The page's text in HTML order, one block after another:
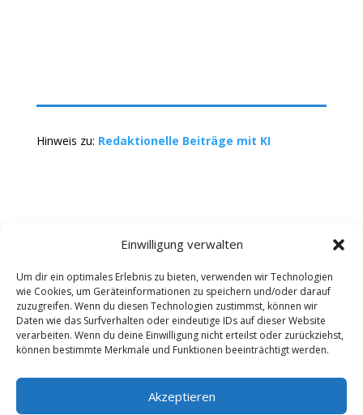
Einwilligung verwalten
Um dir ein optimales Erlebnis zu bieten, verwenden wir Technologien
wie Cookies, um Geräteinformationen zu speichern und/oder darauf
zuzugreifen. Wenn du diesen Technologien zustimmst, können wir
Daten wie das Surfverhalten oder eindeutige IDs auf dieser Website
verarbeiten. Wenn du deine Einwilligung nicht erteilst oder zurückziehst,
können bestimmte Merkmale und Funktionen beeinträchtigt werden.
Akzeptieren
Hinweis zu: Redaktionelle Beiträge mit KI
Kontakt Impressum
Datenschutz
Werbung buchen
AGB
Copyright 2025-2026 | Web24 Consulting AVO UG |
Alle Rechte vorbehalten *Werbehinweis: Die ist ein
Portal mit Infos zu Dienstleistern und Fachbetrieben